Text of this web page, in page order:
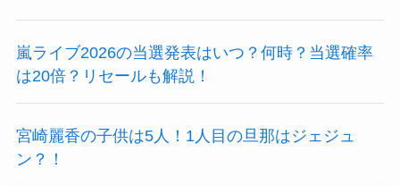
嵐ライブ2026の当選発表はいつ？何時？当選確率
は20倍？リセールも解説！
宮崎麗香の子供は5人！1人目の旦那はジェジュ
ン？！